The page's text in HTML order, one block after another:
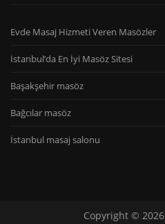
Evde Masaj Hizmeti Veren Masözler
İstanbul’da En İyi Masöz Sitesi
Başakşehir masöz
Bağcılar masöz
İstanbul masaj salonu
Copyright © 2026